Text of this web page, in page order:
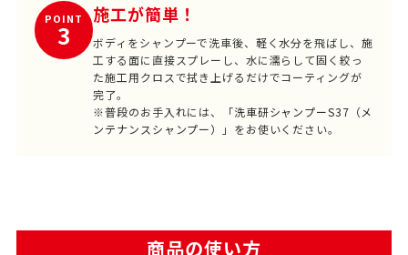
POINT
3
施工が簡単！
ボディをシャンプーで洗車後、軽く水分を飛ばし、施
工する面に直接スプレーし、水に濡らして固く絞っ
た施工用クロスで拭き上げるだけでコーティングが
完了。
※普段のお手入れには、
「洗車研シャンプーS37（メ
ンテナンスシャンプー）」 をお使いください。
商品の使い方